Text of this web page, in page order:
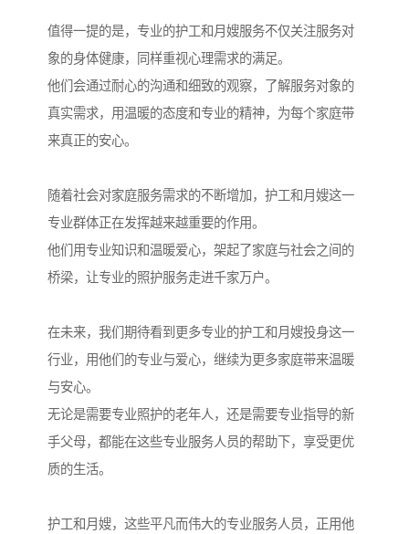
值得一提的是，专业的护工和月嫂服务不仅关注服务对
象的身体健康，同样重视心理需求的满足。
他们会通过耐心的沟通和细致的观察，了解服务对象的
真实需求，用温暖的态度和专业的精神，为每个家庭带
来真正的安心。
随着社会对家庭服务需求的不断增加，护工和月嫂这一
专业群体正在发挥越来越重要的作用。
他们用专业知识和温暖爱心，架起了家庭与社会之间的
桥梁，让专业的照护服务走进千家万户。
在未来，我们期待看到更多专业的护工和月嫂投身这一
行业，用他们的专业与爱心，继续为更多家庭带来温暖
与安心。
无论是需要专业照护的老年人，还是需要专业指导的新
手父母，都能在这些专业服务人员的帮助下，享受更优
质的生活。
护工和月嫂，这些平凡而伟大的专业服务人员，正用他